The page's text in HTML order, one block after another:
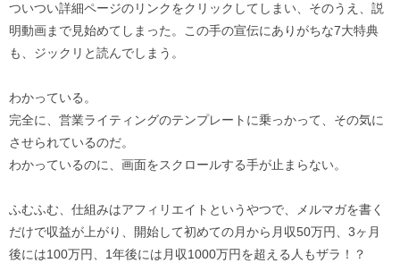
ついつい詳細ページのリンクをクリックしてしまい、そのうえ、説
明動画まで見始めてしまった。この手の宣伝にありがちな7大特典
も、ジックリと読んでしまう。
わかっている。
完全に、営業ライティングのテンプレートに乗っかって、その気に
させられているのだ。
わかっているのに、画面をスクロールする手が止まらない。
ふむふむ、仕組みはアフィリエイトというやつで、メルマガを書く
だけで収益が上がり、開始して初めての月から月収50万円、3ヶ月
後には100万円、1年後には月収1000万円を超える人もザラ！？